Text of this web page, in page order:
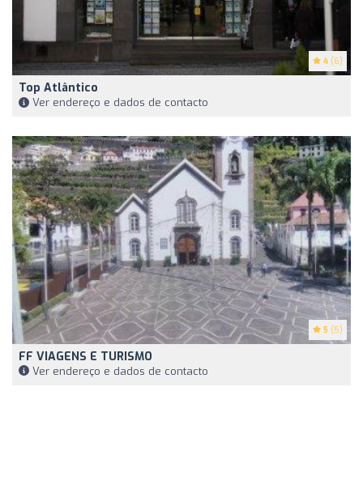
4 (6)
Top Atlântico
Ver endereço e dados de contacto
5 (5)
FF VIAGENS E TURISMO
Ver endereço e dados de contacto